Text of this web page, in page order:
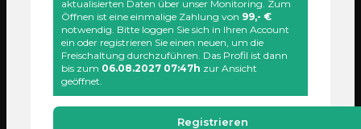
aktualisierten Daten über unser Monitoring. Zum
Öffnen ist eine einmalige Zahlung von 99,- €
notwendig. Bitte loggen Sie sich in Ihren Account
ein oder registrieren Sie einen neuen, um die
Freischaltung durchzuführen. Das Profil ist dann
bis zum 06.08.2027 07:47h zur Ansicht
geöffnet.
Registrieren